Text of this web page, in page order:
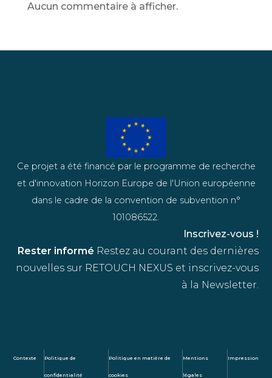
Aucun commentaire à afficher.
Rester informé Restez au courant des dernières
nouvelles sur RETOUCH NEXUS et inscrivez-vous
à la Newsletter.
Inscrivez-vous !
Ce projet a été financé par le programme de recherche
et d'innovation Horizon Europe de l'Union européenne
dans le cadre de la convention de subvention n°
101086522.
Contexte Politique de
confidentialité
Politique en matière de
cookies
Mentions
légales
Impression